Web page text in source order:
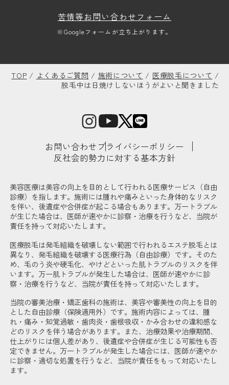
苦情等お問い合わせフォーム
※Googleフォームが立ち上がります。
TOP / よくあるご質問 / 施術について / 医療脱毛について /
脱毛中は日焼けしないほうがよいと聞きました
お問い合わせ プライバシーポリシー
反社会的勢力に対する基本方針
美容医療は美容の向上を目的として行われる医療サービス（自由
診療）を指します。施術には腫れや痛みといった身体的なリスク
を伴い、後遺症や合併症が起こる場合もあります。万一トラブル
が生じた場合は、医師が速やかに診察・治療を行うなど、当院が
責任を持って対応いたします。
医療脱毛は発毛組織を破壊しない範囲で行われるエステ脱毛とは
異なり、発毛組織を破壊する医療行為（自由診療）です。そのた
め、毛のう炎や硬毛化、やけどといった肌トラブルのリスクを伴
います。万一肌トラブルが発生した場合は、医師が速やかに診
察・治療を行うなど、当院が責任を持って対応いたします。
当院の審美治療・矯正歯科の施術は、美容や審美性の向上を目的
とした自由診療（保険適用外）です。施術内容によっては、腫
れ・痛み・知覚過敏・歯肉炎・歯根吸収・かみ合わせの違和感な
どのリスクを伴う場合があります。また、治療効果や治療期間、
仕上がりには個人差があり、後遺症や合併症が生じる可能性も否
定できません。万一トラブルが発生した場合には、医師が速やか
に診察・適切な処置を行うなど、当院が責任をもって対応いたし
ます。